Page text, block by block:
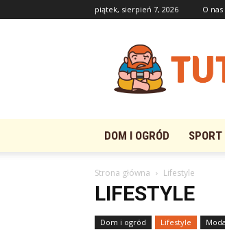
piątek, sierpień 7, 2026 O nas
Tuts.pl
DOM I OGRÓD
Strona główna Lifestyle
LIFESTYLE
Dom i ogród Lifestyle